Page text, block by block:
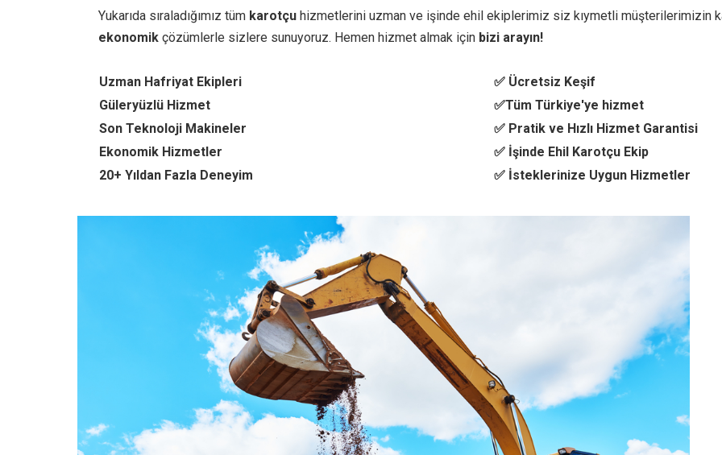
Yukarıda sıraladığımız tüm karotçu hizmetlerini uzman ve işinde ehil ekiplerimiz siz kıymetli müşterilerimizin
ekonomik çözümlerle sizlere sunuyoruz. Hemen hizmet almak için bizi arayın!
Uzman Hafriyat Ekipleri
✅ Ücretsiz Keşif
Güleryüzlü Hizmet
✅Tüm Türkiye'ye hizmet
Son Teknoloji Makineler
✅ Pratik ve Hızlı Hizmet Garantisi
Ekonomik Hizmetler
✅ İşinde Ehil Karotçu Ekip
20+ Yıldan Fazla Deneyim
✅ İsteklerinize Uygun Hizmetler